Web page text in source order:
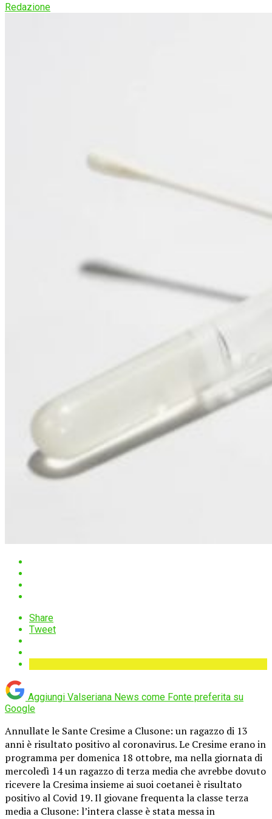
Redazione
Share
Tweet
Aggiungi Valseriana News come Fonte preferita su
Google
Annullate le Sante Cresime a Clusone: un ragazzo di 13
anni è risultato positivo al coronavirus. Le Cresime erano in
programma per domenica 18 ottobre, ma nella giornata di
mercoledì 14 un ragazzo di terza media che avrebbe dovuto
ricevere la Cresima insieme ai suoi coetanei è risultato
positivo al Covid 19. Il giovane frequenta la classe terza
media a Clusone: l’intera classe è stata messa in